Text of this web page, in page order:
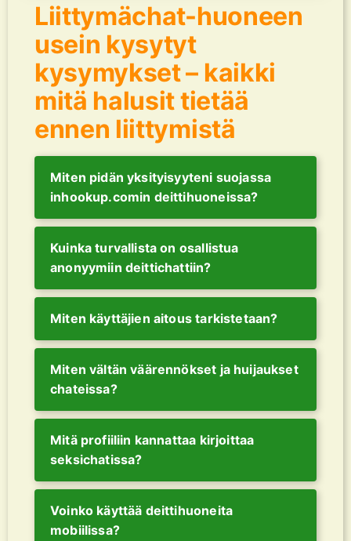
Liittymächat-huoneen
usein kysytyt
kysymykset – kaikki
mitä halusit tietää
ennen liittymistä
Miten pidän yksityisyyteni suojassa
inhookup.comin deittihuoneissa?
Kuinka turvallista on osallistua
anonyymiin deittichattiin?
Miten käyttäjien aitous tarkistetaan?
Miten vältän väärennökset ja huijaukset
chateissa?
Mitä profiiliin kannattaa kirjoittaa
seksichatissa?
Voinko käyttää deittihuoneita
mobiilissa?